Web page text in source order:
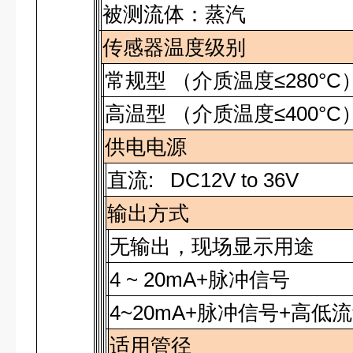
被测流体：蒸汽
传感器温度级别
常规型 （介质温度≤280°C
高温型 （介质温度≤400°C
供电电源
直流: DC12V to 36V
输出方式
无输出，现场显示用途
4 ~ 20mA+脉冲信号
4~20mA+脉冲信号+高低
适用管径